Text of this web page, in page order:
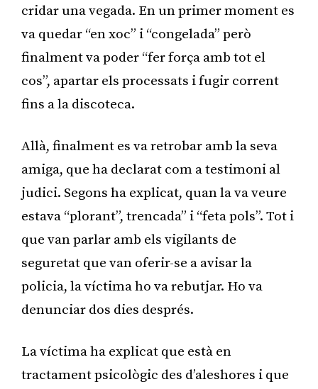
cridar una vegada. En un primer moment es
va quedar “en xoc” i “congelada” però
finalment va poder “fer força amb tot el
cos”, apartar els processats i fugir corrent
fins a la discoteca.
Allà, finalment es va retrobar amb la seva
amiga, que ha declarat com a testimoni al
judici. Segons ha explicat, quan la va veure
estava “plorant”, trencada” i “feta pols”. Tot i
que van parlar amb els vigilants de
seguretat que van oferir-se a avisar la
policia, la víctima ho va rebutjar. Ho va
denunciar dos dies després.
La víctima ha explicat que està en
tractament psicològic des d’aleshores i que